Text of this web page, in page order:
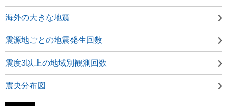
海外の大きな地震
震源地ごとの地震発生回数
震度3以上の地域別観測回数
震央分布図